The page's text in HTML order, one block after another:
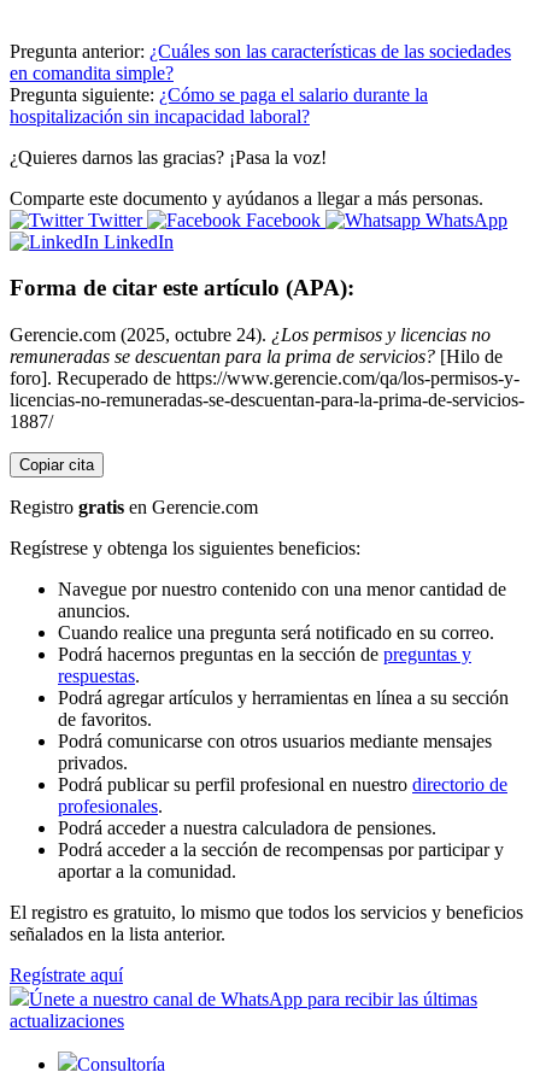
Pregunta anterior: ¿Cuáles son las características de las sociedades
en comandita simple?
Pregunta siguiente: ¿Cómo se paga el salario durante la
hospitalización sin incapacidad laboral?
¿Quieres darnos las gracias? ¡Pasa la voz!
Comparte este documento y ayúdanos a llegar a más personas.
Twitter
Facebook
WhatsApp
LinkedIn
Forma de citar este artículo (APA):
Gerencie.com (2025, octubre 24). ¿Los permisos y licencias no
remuneradas se descuentan para la prima de servicios? [Hilo de
foro]. Recuperado de https://www.gerencie.com/qa/los-permisos-y-
licencias-no-remuneradas-se-descuentan-para-la-prima-de-servicios-
1887/
Copiar cita
Registro gratis en Gerencie.com
Regístrese y obtenga los siguientes beneficios:
Navegue por nuestro contenido con una menor cantidad de
anuncios.
Cuando realice una pregunta será notificado en su correo.
Podrá hacernos preguntas en la sección de preguntas y
respuestas.
Podrá agregar artículos y herramientas en línea a su sección
de favoritos.
Podrá comunicarse con otros usuarios mediante mensajes
privados.
Podrá publicar su perfil profesional en nuestro directorio de
profesionales.
Podrá acceder a nuestra calculadora de pensiones.
Podrá acceder a la sección de recompensas por participar y
aportar a la comunidad.
El registro es gratuito, lo mismo que todos los servicios y beneficios
señalados en la lista anterior.
Regístrate aquí
Únete a nuestro canal de WhatsApp para recibir las últimas
actualizaciones
Consultoría